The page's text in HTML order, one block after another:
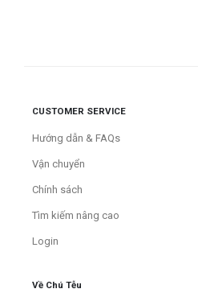
CUSTOMER SERVICE
Hướng dẫn & FAQs
Vận chuyển
Chính sách
Tìm kiếm nâng cao
Login
Về Chú Tễu